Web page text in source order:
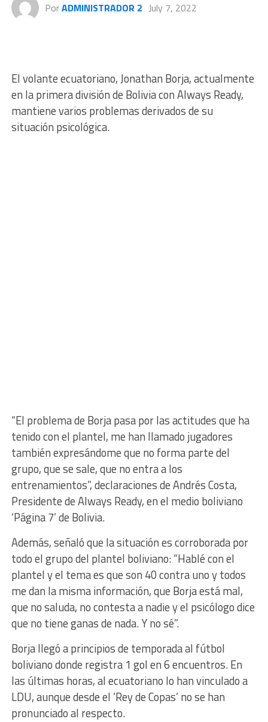
PorADMINISTRADOR 2 July 7, 2022
El volante ecuatoriano, Jonathan Borja, actualmente
en la primera división de Bolivia con Always Ready,
mantiene varios problemas derivados de su
situación psicológica.
“El problema de Borja pasa por las actitudes que ha
tenido con el plantel, me han llamado jugadores
también expresándome que no forma parte del
grupo, que se sale, que no entra a los
entrenamientos”, declaraciones de Andrés Costa,
Presidente de Always Ready, en el medio boliviano
‘Página 7’ de Bolivia.
Además, señaló que la situación es corroborada por
todo el grupo del plantel boliviano: “Hablé con el
plantel y el tema es que son 40 contra uno y todos
me dan la misma información, que Borja está mal,
que no saluda, no contesta a nadie y el psicólogo dice
que no tiene ganas de nada. Y no sé”.
Borja llegó a principios de temporada al fútbol
boliviano donde registra 1 gol en 6 encuentros. En
las últimas horas, al ecuatoriano lo han vinculado a
LDU, aunque desde el ‘Rey de Copas’ no se han
pronunciado al respecto.